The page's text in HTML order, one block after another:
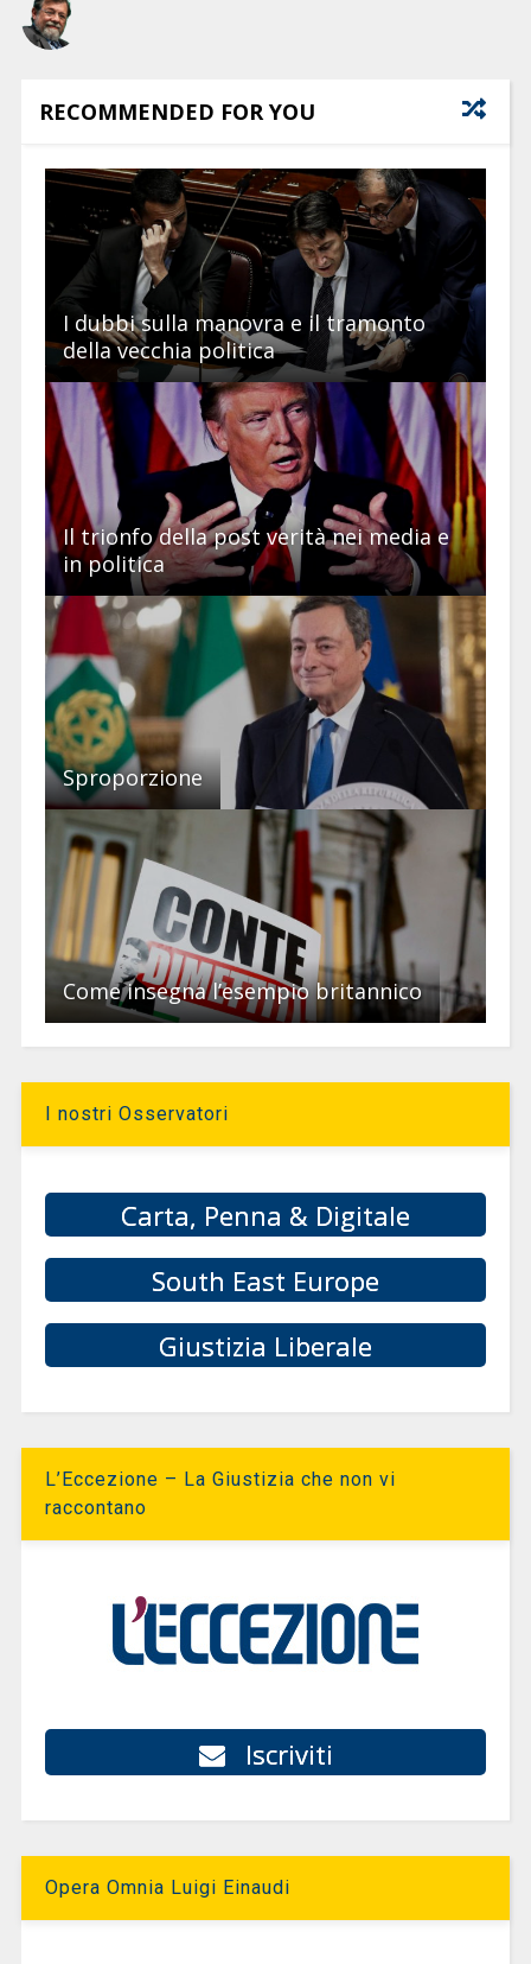
RECOMMENDED FOR YOU
I dubbi sulla manovra e il tramonto
della vecchia politica
Il trionfo della post verità nei media e
in politica
Sproporzione
Come insegna l’esempio britannico
I nostri Osservatori
Carta, Penna & Digitale
South East Europe
Giustizia Liberale
L’Eccezione – La Giustizia che non vi
raccontano
Iscriviti
Opera Omnia Luigi Einaudi